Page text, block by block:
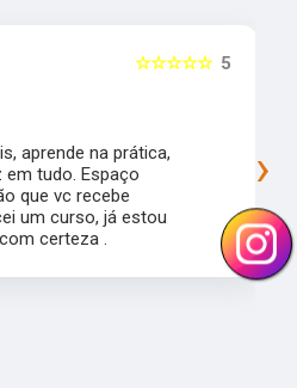
5
☆☆☆☆☆
aprende na prática,
tudo. Espaço
que vc recebe
um curso, já estou
certeza .
›